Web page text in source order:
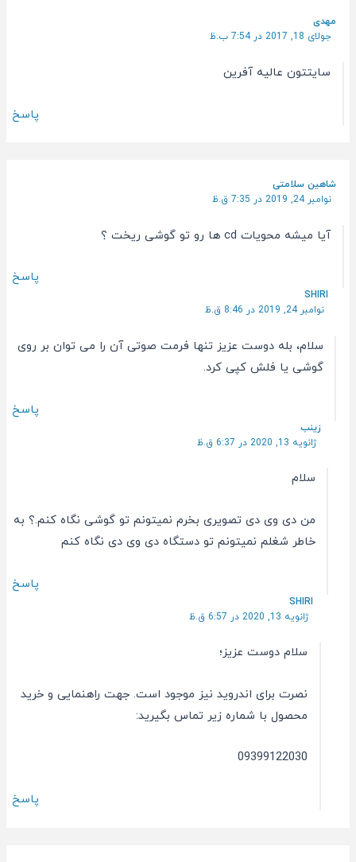
مهدی
جولای 18, 2017 در 7:54 ب.ظ
سایتتون عالیه آفرین
پاسخ
شاهین سلامتی
نوامبر 24, 2019 در 7:35 ق.ظ
آیا میشه محویات cd ها رو تو گوشی ریخت ؟
پاسخ
SHIRI
نوامبر 24, 2019 در 8:46 ق.ظ
سلام، بله دوست عزیز تنها فرمت صوتی آن را می توان بر روی
گوشی یا فلش کپی کرد.
پاسخ
زینب
ژانویه 13, 2020 در 6:37 ق.ظ
سلام
من دی وی دی تصویری بخرم نمیتونم تو گوشی نگاه کنم.؟ به
خاطر شغلم نمیتونم تو دستگاه دی وی دی نگاه کنم
پاسخ
SHIRI
ژانویه 13, 2020 در 6:57 ق.ظ
سلام دوست عزیز؛
نصرت برای اندروید نیز موجود است. جهت راهنمایی و خرید
محصول با شماره زیر تماس بگیرید:
09399122030
پاسخ